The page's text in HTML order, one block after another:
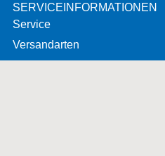
Vertrag hier widerrufen